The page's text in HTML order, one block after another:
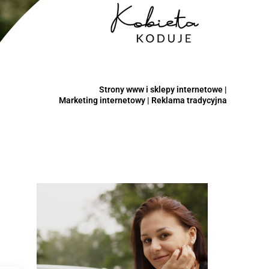
Strony www i sklepy internetowe |
Marketing internetowy | Reklama tradycyjna